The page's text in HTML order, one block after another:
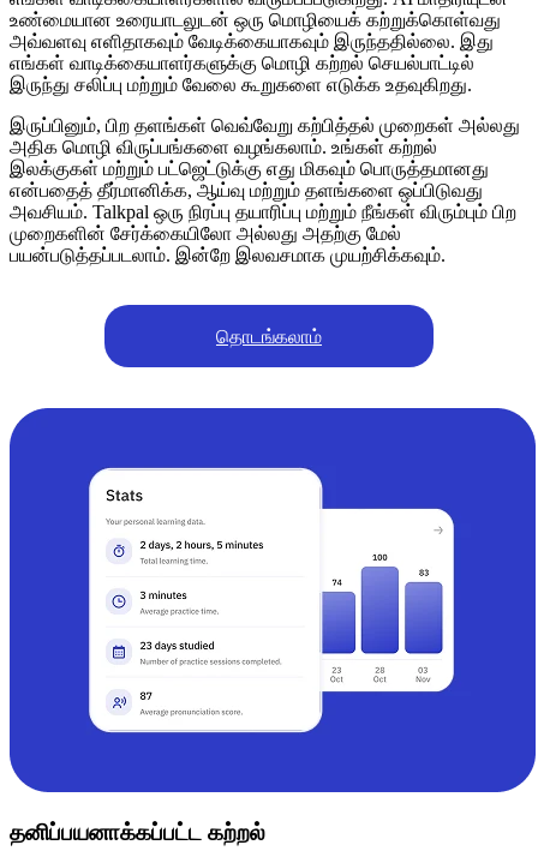
உண்மையான உரையாடலுடன் ஒரு மொழியைக் கற்றுக்கொள்வது
அவ்வளவு எளிதாகவும் வேடிக்கையாகவும் இருந்ததில்லை. இது
எங்கள் வாடிக்கையாளர்களுக்கு மொழி கற்றல் செயல்பாட்டில்
இருந்து சலிப்பு மற்றும் வேலை கூறுகளை எடுக்க உதவுகிறது.
இருப்பினும், பிற தளங்கள் வெவ்வேறு கற்பித்தல் முறைகள் அல்லது
அதிக மொழி விருப்பங்களை வழங்கலாம். உங்கள் கற்றல்
இலக்குகள் மற்றும் பட்ஜெட்டுக்கு எது மிகவும் பொருத்தமானது
என்பதைத் தீர்மானிக்க, ஆய்வு மற்றும் தளங்களை ஒப்பிடுவது
அவசியம். Talkpal ஒரு நிரப்பு தயாரிப்பு மற்றும் நீங்கள் விரும்பும் பிற
முறைகளின் சேர்க்கையிலோ அல்லது அதற்கு மேல்
பயன்படுத்தப்படலாம். இன்றே இலவசமாக முயற்சிக்கவும்.
தொடங்கலாம்
தனிப்பயனாக்கப்பட்ட கற்றல்